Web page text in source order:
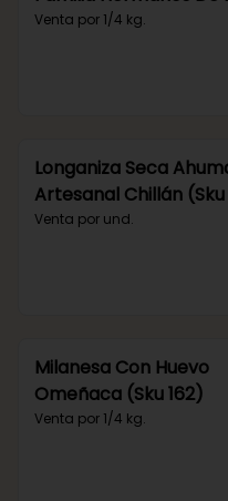
(Sku 295)
Venta por 1/4 kg.
Longaniza Seca
Artesanal Chillán
Venta por und.
Milanesa Con Huevo
Omeñaca (Sku 162)
Venta por 1/4 kg.